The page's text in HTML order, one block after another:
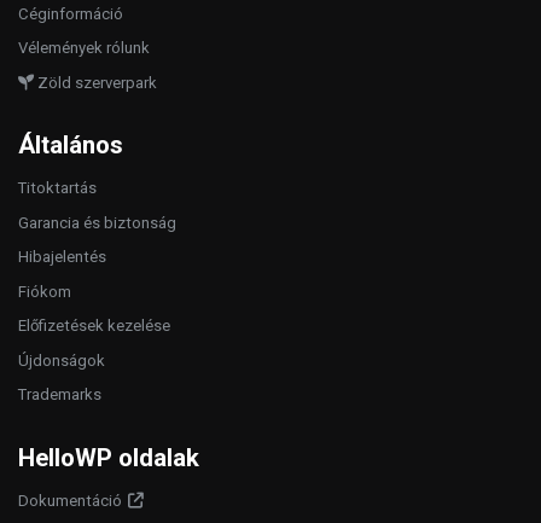
Céginformáció
Vélemények rólunk
Zöld szerverpark
Általános
Titoktartás
Garancia és biztonság
Hibajelentés
Fiókom
Előfizetések kezelése
Újdonságok
Trademarks
HelloWP oldalak
Dokumentáció